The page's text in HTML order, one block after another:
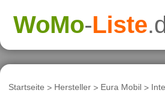
WoMo-Liste
Startseite > Hersteller > Eura Mobil >